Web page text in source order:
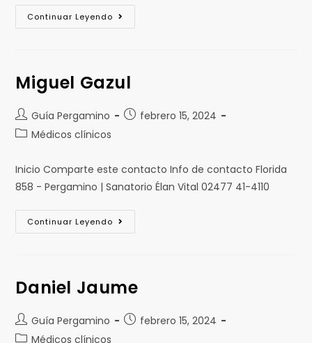
Continuar Leyendo
Miguel Gazul
Guía Pergamino
febrero 15, 2024
Médicos clínicos
Inicio Comparte este contacto Info de contacto Florida
858 - Pergamino | Sanatorio Élan Vital 02477 41-4110
Continuar Leyendo
Daniel Jaume
Guía Pergamino
febrero 15, 2024
Médicos clínicos